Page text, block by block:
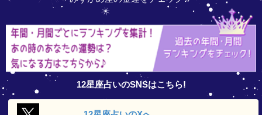
12星座占いのSNSはこちら!